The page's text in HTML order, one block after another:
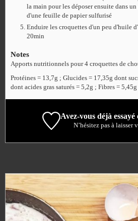
la main pour les déposer ensuite dans
d'une feuille de papier sulfurisé
Enduire les croquettes d'un peu d'huile
20min
Notes
Apports nutritionnels pour 4 croquettes de
Protéines = 13,7g ; Glucides = 17,35g dont
dont acides gras saturés = 5,2g ; Fibres = 5,45g
Avez-vous déjà essayé
N’hésitez pas à laisser